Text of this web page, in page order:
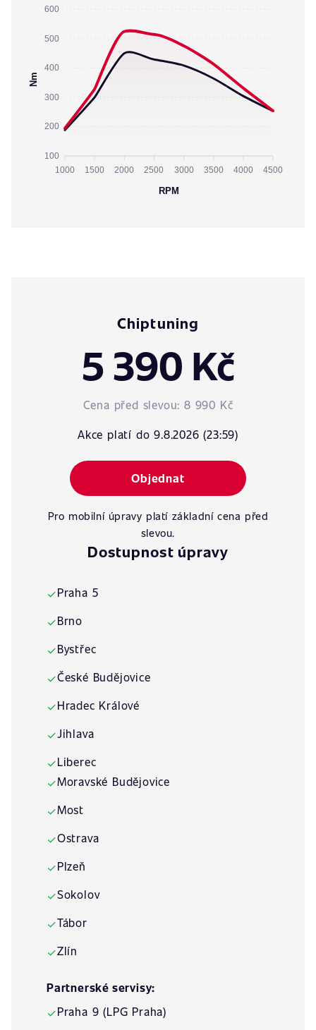
600
500
400
300
200
100
Nm
1000 1500 2000 2500 3000 3500 4000 4500
RPM
Chiptuning
5 390 Kč
Cena před slevou: 8 990 Kč
Akce platí do 9.8.2026 (23:59)
Objednat
Pro mobilní úpravy platí základní cena před
slevou.
Dostupnost úpravy
✓Praha 5
✓Brno
✓Bystřec
✓České Budějovice
✓Hradec Králové
✓Jihlava
✓Liberec
✓Moravské Budějovice
✓Most
✓Ostrava
✓Plzeň
✓Sokolov
✓Tábor
✓Zlín
Partnerské servisy:
✓Praha 9 (LPG Praha)